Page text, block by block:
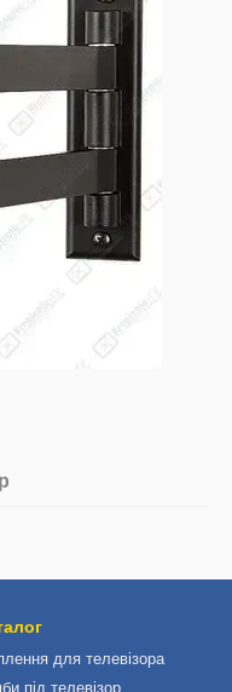
для телевізора
під телевізор